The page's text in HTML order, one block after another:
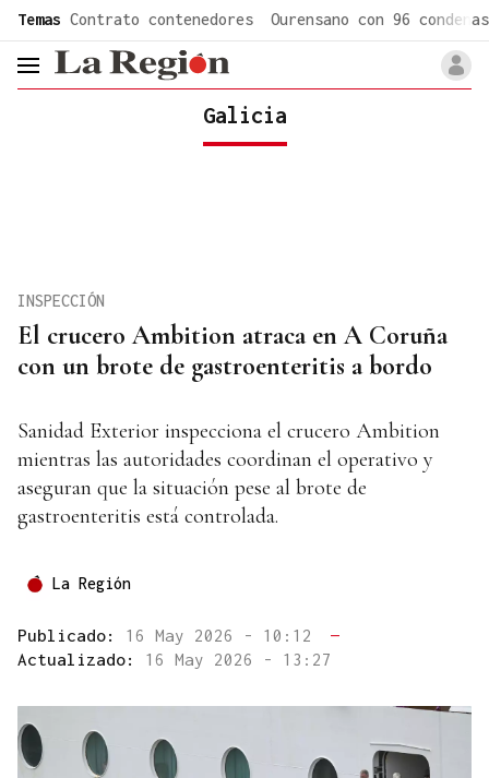
Temas Contrato contenedores Ourensano con 96 condenas
header.menu.open
Galicia
El crucero Ambition atraca en A Coruña
con un brote de gastroenteritis a bordo
INSPECCIÓN
Sanidad Exterior inspecciona el crucero Ambition
mientras las autoridades coordinan el operativo y
aseguran que la situación pese al brote de
gastroenteritis está controlada.
La Región
Publicado: 16 May 2026 - 10:12
—
Actualizado: 16 May 2026 - 13:27